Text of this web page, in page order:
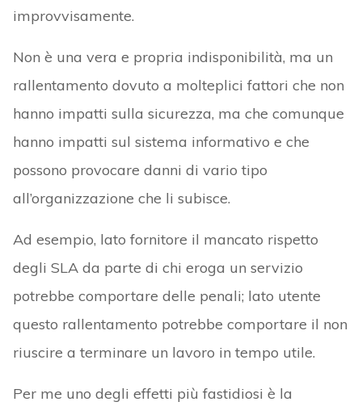
improvvisamente.
Non è una vera e propria indisponibilità, ma un
rallentamento dovuto a molteplici fattori che non
hanno impatti sulla sicurezza, ma che comunque
hanno impatti sul sistema informativo e che
possono provocare danni di vario tipo
all’organizzazione che li subisce.
Ad esempio, lato fornitore il mancato rispetto
degli SLA da parte di chi eroga un servizio
potrebbe comportare delle penali; lato utente
questo rallentamento potrebbe comportare il non
riuscire a terminare un lavoro in tempo utile.
Per me uno degli effetti più fastidiosi è la